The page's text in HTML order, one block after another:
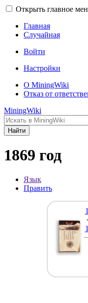
Открыть главное
Главная
Случайная
Войти
Настройки
О MiningWiki
Отказ от
MiningWiki
Найти
1869 год
Язык
Править
·